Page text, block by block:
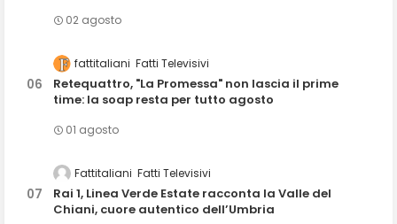
02 agosto
fattitaliani Fatti Televisivi
Retequattro, "La Promessa" non lascia il prime
time: la soap resta per tutto agosto
01 agosto
Fattitaliani Fatti Televisivi
Rai 1, Linea Verde Estate racconta la Valle del
Chiani, cuore autentico dell’Umbria